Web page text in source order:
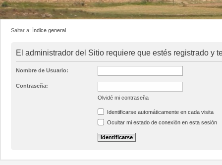
Saltar a: Índice general
El administrador del Sitio requiere que estés registrado y
Nombre de Usuario:
Contraseña:
Olvidé mi contraseña
Identificarse automáticamente en cada visita
Ocultar mi estado de conexión en esta sesión